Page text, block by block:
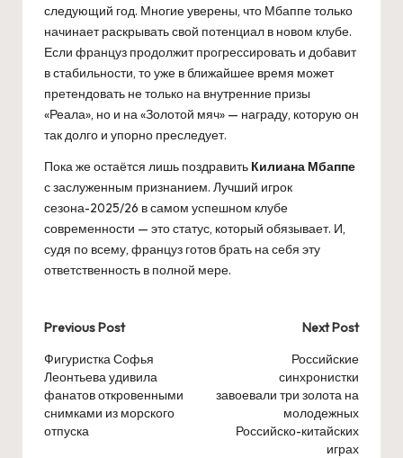
следующий год. Многие уверены, что Мбаппе только
начинает раскрывать свой потенциал в новом клубе.
Если француз продолжит прогрессировать и добавит
в стабильности, то уже в ближайшее время может
претендовать не только на внутренние призы
«Реала», но и на «Золотой мяч» — награду, которую он
так долго и упорно преследует.
Пока же остаётся лишь поздравить Килиана Мбаппе
с заслуженным признанием. Лучший игрок
сезона-2025/26 в самом успешном клубе
современности — это статус, который обязывает. И,
судя по всему, француз готов брать на себя эту
ответственность в полной мере.
Post
navigation
Previous Post
Фигуристка Софья
Леонтьева удивила
фанатов откровенными
снимками из морского
отпуска
Next Post
Российские
синхронистки
завоевали три золота на
молодежных
Российско-китайских
играх